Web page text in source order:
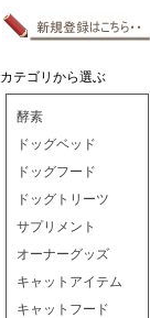
カテゴリから選ぶ
酵素
ドッグベッド
ドッグフード
ドッグトリーツ
サプリメント
オーナーグッズ
キャットアイテム
キャットフード